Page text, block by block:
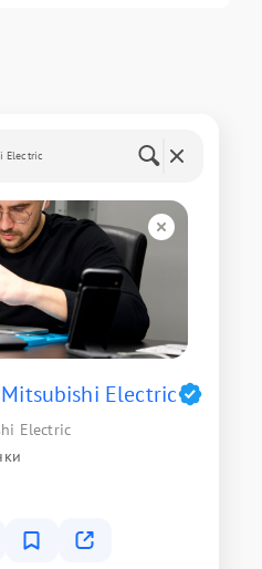
Electric
Electric
Electric